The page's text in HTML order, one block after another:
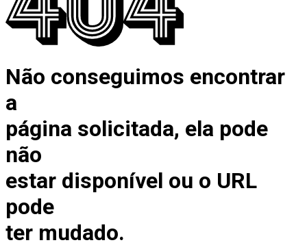
Não conseguimos encontrar
a
página solicitada, ela pode
não
estar disponível ou o URL
pode
ter mudado.